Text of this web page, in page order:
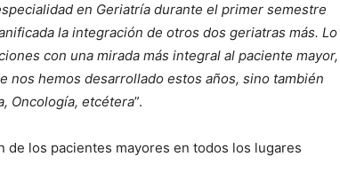
en Geriatría durante el primer semestre
la integración de otros dos geriatras más. Lo
con una mirada más integral al paciente mayor,
nos hemos desarrollado estos años, sino también
Oncología, etcétera”.
de los pacientes mayores en todos los lugares